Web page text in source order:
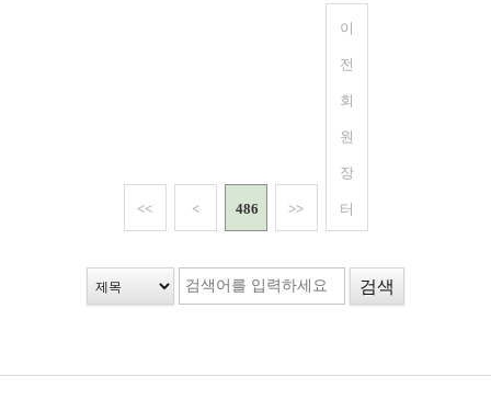
<< < 486 >>
이
전
회
원
장
터